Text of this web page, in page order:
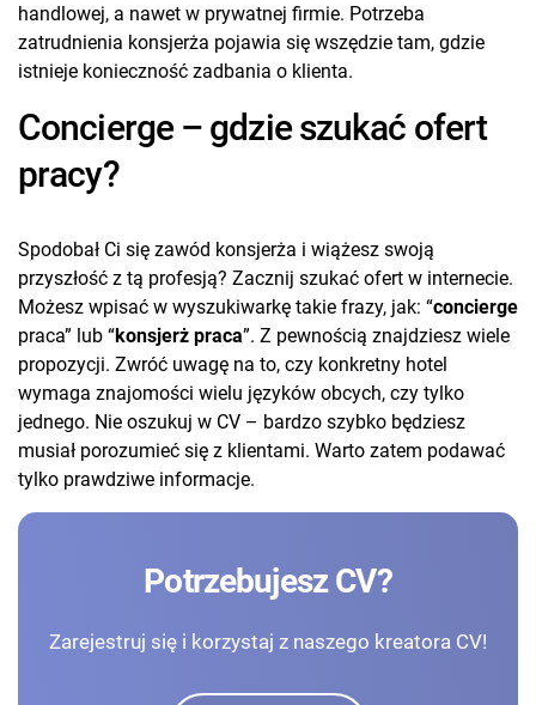
handlowej, a nawet w prywatnej firmie. Potrzeba
zatrudnienia konsjerża pojawia się wszędzie tam, gdzie
istnieje konieczność zadbania o klienta.
Concierge – gdzie szukać ofert
pracy?
Spodobał Ci się zawód konsjerża i wiążesz swoją
przyszłość z tą profesją? Zacznij szukać ofert w internecie.
Możesz wpisać w wyszukiwarkę takie frazy, jak: “concierge
praca” lub “konsjerż praca”. Z pewnością znajdziesz wiele
propozycji. Zwróć uwagę na to, czy konkretny hotel
wymaga znajomości wielu języków obcych, czy tylko
jednego. Nie oszukuj w CV – bardzo szybko będziesz
musiał porozumieć się z klientami. Warto zatem podawać
tylko prawdziwe informacje.
Potrzebujesz CV?
Zarejestruj się i korzystaj z naszego kreatora CV!